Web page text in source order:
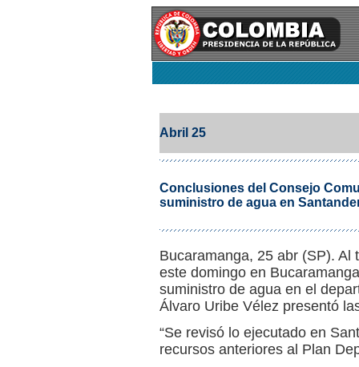
Abril 25
Conclusiones del Consejo
suministro de agua en
Bucaramanga, 25 abr (SP). Al
este domingo en
suministro de agua en el
Álvaro Uribe Vélez presentó
“Se revisó lo ejecutado en
recursos anteriores al Plan